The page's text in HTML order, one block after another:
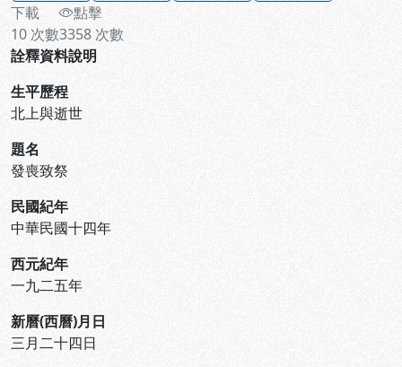
下載
10 次數
點擊
3358 次數
詮釋資料說明
生平歷程
北上與逝世
題名
發喪致祭
民國紀年
中華民國十四年
西元紀年
一九二五年
新曆(西曆)月日
三月二十四日